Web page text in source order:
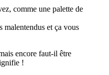
comme une palette de
malentendus et ça vous
encore faut-il être
!